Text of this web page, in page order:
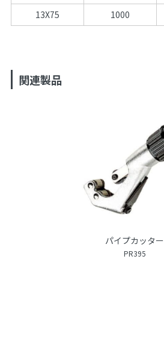
13X75
1000
関連製品
パイプカッター
PR395